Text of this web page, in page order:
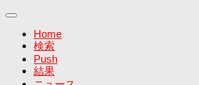
Home
検索
Push
結果